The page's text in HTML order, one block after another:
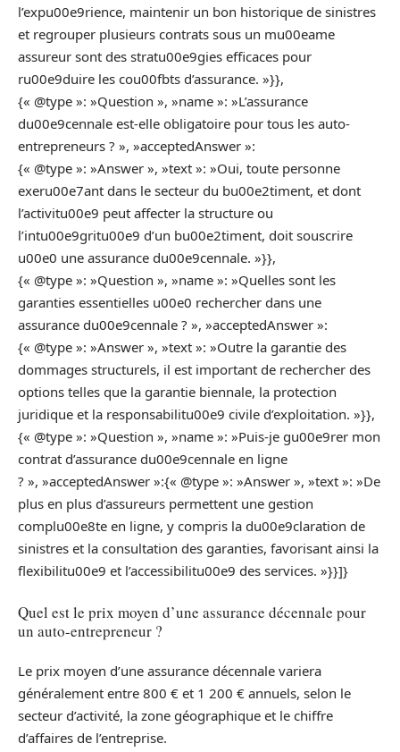
l’expu00e9rience, maintenir un bon historique de sinistres
et regrouper plusieurs contrats sous un mu00eame
assureur sont des stratu00e9gies efficaces pour
ru00e9duire les cou00fbts d’assurance. »}},
{« @type »: »Question », »name »: »L’assurance
du00e9cennale est-elle obligatoire pour tous les auto-
entrepreneurs ? », »acceptedAnswer »:
{« @type »: »Answer », »text »: »Oui, toute personne
exeru00e7ant dans le secteur du bu00e2timent, et dont
l’activitu00e9 peut affecter la structure ou
l’intu00e9gritu00e9 d’un bu00e2timent, doit souscrire
u00e0 une assurance du00e9cennale. »}},
{« @type »: »Question », »name »: »Quelles sont les
garanties essentielles u00e0 rechercher dans une
assurance du00e9cennale ? », »acceptedAnswer »:
{« @type »: »Answer », »text »: »Outre la garantie des
dommages structurels, il est important de rechercher des
options telles que la garantie biennale, la protection
juridique et la responsabilitu00e9 civile d’exploitation. »}},
{« @type »: »Question », »name »: »Puis-je gu00e9rer mon
contrat d’assurance du00e9cennale en ligne
? », »acceptedAnswer »:{« @type »: »Answer », »text »: »De
plus en plus d’assureurs permettent une gestion
complu00e8te en ligne, y compris la du00e9claration de
sinistres et la consultation des garanties, favorisant ainsi la
flexibilitu00e9 et l’accessibilitu00e9 des services. »}}]}
Quel est le prix moyen d’une assurance décennale pour
un auto-entrepreneur ?
Le prix moyen d’une assurance décennale variera
généralement entre 800 € et 1 200 € annuels, selon le
secteur d’activité, la zone géographique et le chiffre
d’affaires de l’entreprise.